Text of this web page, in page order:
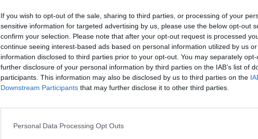
If you wish to opt-out of the sale, sharing to third parties, or processing of your
sensitive information for targeted advertising by us, please use the below opt-out
confirm your selection. Please note that after your opt-out request is processed
continue seeing interest-based ads based on personal information utilized by us
information disclosed to third parties prior to your opt-out. You may separately
further disclosure of your personal information by third parties on the IAB’s list of
participants. This information may also be disclosed by us to third parties on the
Downstream Participants that may further disclose it to other third parties.
Personal Data Processing Opt Outs
Tack för denna
31 mar 3